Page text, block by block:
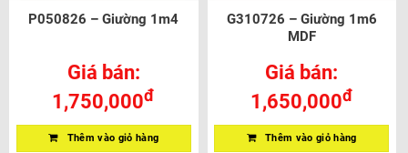
P050826 – Giường 1m4
Giá bán:
1,750,000đ
Thêm vào giỏ hàng
G310726 – Giường 1m6
MDF
Giá bán:
1,650,000đ
Thêm vào giỏ hàng